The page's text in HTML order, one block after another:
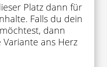
Platz dann für
Falls du dein
dann
ans Herz